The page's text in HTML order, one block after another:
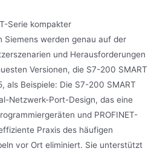
Serie kompakter
Siemens werden genau auf der
und Herausforderungen
Versionen, die S7-200 SMART
als Beispiele: Die S7-200 SMART
Netzwerk-Port-Design, das eine
und PROFINET-
Praxis des häufigen
vor Ort eliminiert. Sie unterstützt